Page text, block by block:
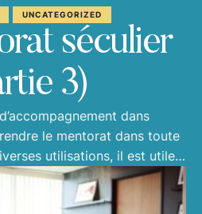
UNCATEGORIZED
séculier
3)
dans
le mentorat dans toute
utilisations, il est utile
monde de l’entreprise. Ainsi, je
de 3 articles directement en